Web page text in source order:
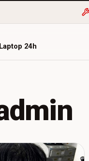
24h